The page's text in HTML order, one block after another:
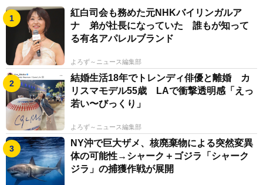
紅白司会も務めた元NHKバイリンガルア
ナ 弟が社長になっていた 誰もが知って
る有名アパレルブランド
よろず～ニュース編集部
結婚生活18年でトレンディ俳優と離婚 カ
リスマモデル55歳 LAで衝撃透明感「えっ
若い〜びっくり」
よろず～ニュース編集部
NY沖で巨大ザメ、核廃棄物による突然変異
体の可能性→シャーク＋ゴジラ「シャーク
ジラ」の捕獲作戦が展開